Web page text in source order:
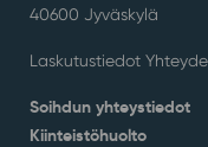
40600 Jyväskylä
Laskutustiedot
Soihdun yhteystiedot
Kiinteistöhuolto